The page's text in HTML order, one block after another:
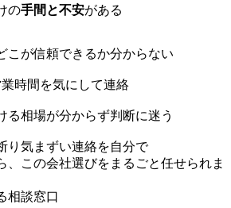
の手間と不安がある
こが信頼できるか分からない
時間を気にして連絡
る相場が分からず判断に迷う
り 気まずい連絡を自分で
、この会社選びをまるごと任せられま
相談窓口